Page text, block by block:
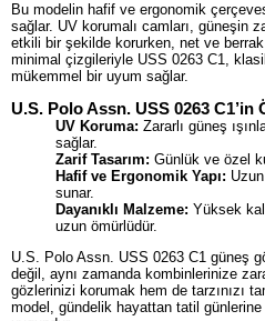
Bu modelin hafif ve ergonomik
sağlar. UV korumalı camları, güneşin
etkili bir şekilde korurken, net ve
minimal çizgileriyle USS 0263 C1,
mükemmel bir uyum sağlar.
U.S. Polo Assn. USS 0263 C1’in
UV Koruma: Zararlı güneş
sağlar.
Zarif Tasarım: Günlük ve özel
Hafif ve Ergonomik Yapı:
sunar.
Dayanıklı Malzeme: Yüksek
uzun ömürlüdür.
U.S. Polo Assn. USS 0263 C1 güneş
değil, aynı zamanda kombinlerinize
gözlerinizi korumak hem de tarzınızı
model, gündelik hayattan tatil